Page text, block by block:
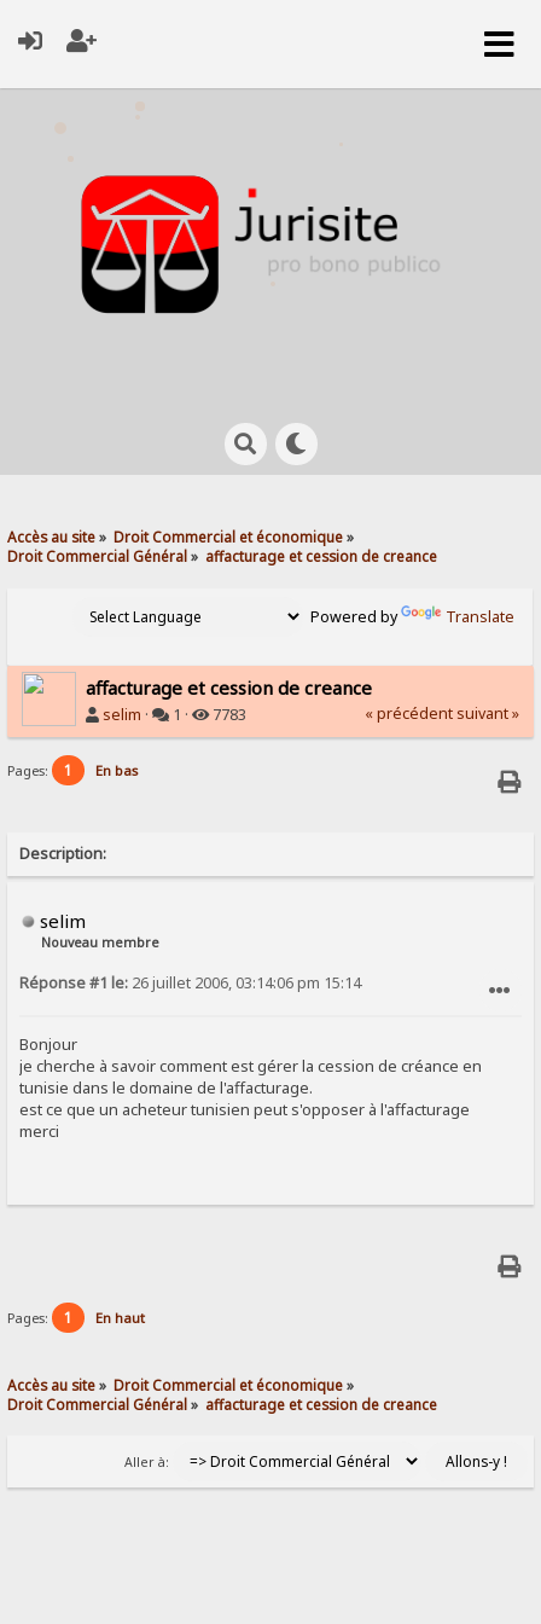
Accès au site» Droit Commercial et économique»
Droit Commercial Général» affacturage et cession de creance
Powered by Translate
affacturage et cession de creance
selim · 1 · 7783 « précédent suivant »
Pages: 1 En bas
Description:
selim
Nouveau membre
Réponse #1 le: 26 juillet 2006, 03:14:06 pm 15:14
Bonjour
je cherche à savoir comment est gérer la cession de créance en
tunisie dans le domaine de l'affacturage.
est ce que un acheteur tunisien peut s'opposer à l'affacturage
merci
Pages: 1 En haut
Accès au site» Droit Commercial et économique»
Droit Commercial Général» affacturage et cession de creance
Aller à: